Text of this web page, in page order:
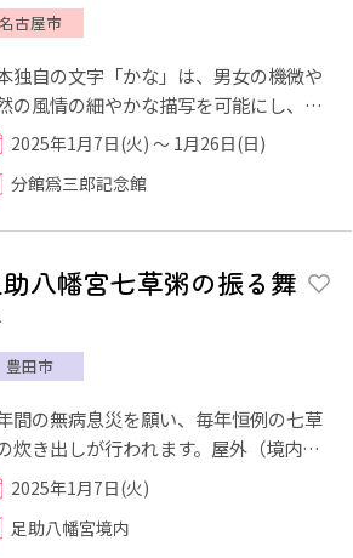
名古屋市
独自の文字「かな」は、男女の機微や
の風情の細やかな描写を可能にし、和
物語をはじめとして、文学の可能性を
に開花させてきまし...
2025年1月7日(火) ～ 1月26日(日)
分館爲三郎記念館
八幡宮七草粥の振る舞
豊田市
間の無病息災を願い、毎年恒例の七草
炊き出しが行われます。屋外（境内に
なイスが並べてあります）で、温かい
をお召し上がりくだ...
2025年1月7日(火)
足助八幡宮境内